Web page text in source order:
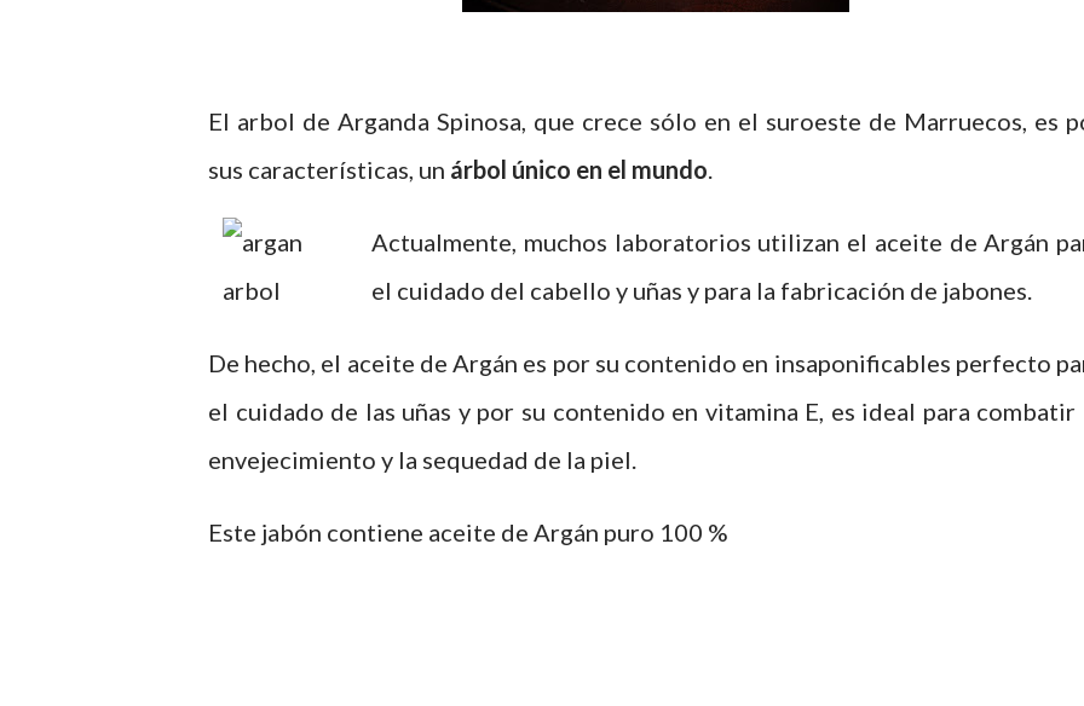
El arbol de Arganda Spinosa, que crece sólo en el suroeste de Marruecos, es
sus características, un árbol único en el mundo.
Actualmente, muchos laboratorios utilizan el aceite de Argán
el cuidado del cabello y uñas y para la fabricación de jabones.
De hecho, el aceite de Argán es por su contenido en insaponificables perfecto
el cuidado de las uñas y por su contenido en vitamina E, es ideal para combatir
envejecimiento y la sequedad de la piel.
Este jabón contiene aceite de Argán puro 100 %